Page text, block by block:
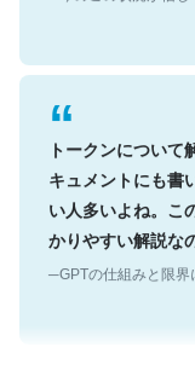
トークンについて
キュメントにも書
い人多いよね。こ
かりやすい解説な